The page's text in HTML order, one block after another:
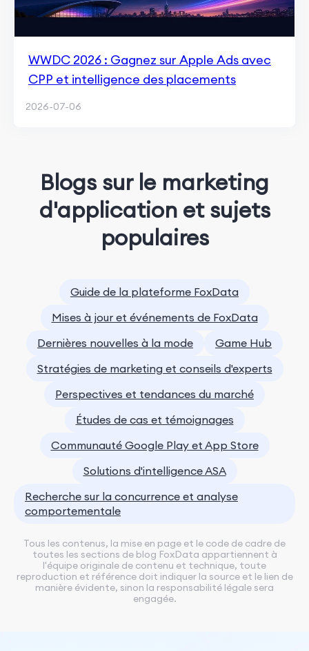
WWDC 2026 : Gagnez sur Apple Ads avec
CPP et intelligence des placements
2026-07-06
Blogs sur le marketing
d'application et sujets
populaires
Guide de la plateforme FoxData
Mises à jour et événements de FoxData
Dernières nouvelles à la mode
Game Hub
Stratégies de marketing et conseils d'experts
Perspectives et tendances du marché
Études de cas et témoignages
Communauté Google Play et App Store
Solutions d'intelligence ASA
Recherche sur la concurrence et analyse
comportementale
Tous les contenus, la mise en page et le code de cadre de
toutes les sections de blog FoxData appartiennent à
l'équipe originale de contenu et technique, toute
reproduction et référence doit indiquer la source et le lien de
manière évidente, sinon la responsabilité légale sera
engagée.